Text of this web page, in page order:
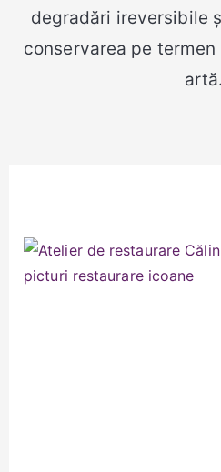
degradări ireversibile
conservarea pe
artă.